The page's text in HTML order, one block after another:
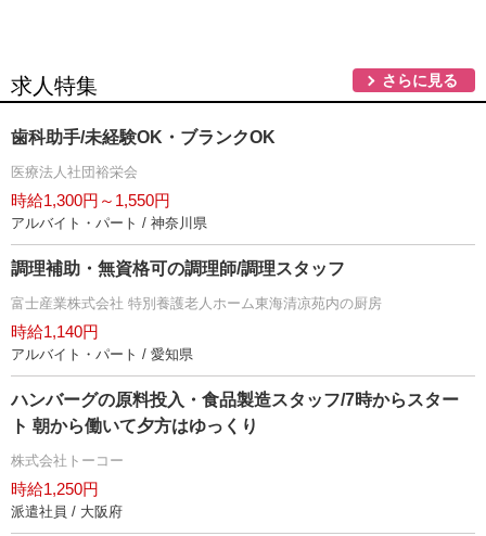
求人特集 さらに見る
歯科助手/未経験OK・ブランクOK
医療法人社団裕栄会
時給1,300円～1,550円
アルバイト・パート / 神奈川県
調理補助・無資格可の調理師/調理スタッフ
富士産業株式会社 特別養護老人ホーム東海清凉苑内の厨房
時給1,140円
アルバイト・パート / 愛知県
ハンバーグの原料投入・食品製造スタッフ/7時からスター
ト 朝から働いて夕方はゆっくり
株式会社トーコー
時給1,250円
派遣社員 / 大阪府